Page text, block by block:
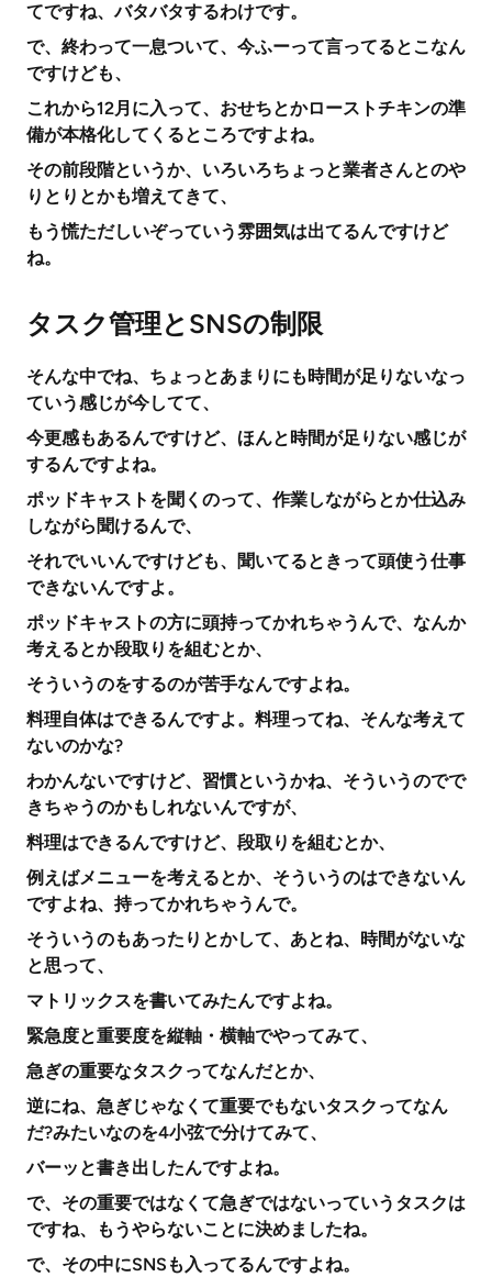
てですね、バタバタするわけです。
で、終わって一息ついて、今ふーって言ってるとこなん
ですけども、
これから12月に入って、おせちとかローストチキンの準
備が本格化してくるところですよね。
その前段階というか、いろいろちょっと業者さんとのや
りとりとかも増えてきて、
もう慌ただしいぞっていう雰囲気は出てるんですけど
ね。
タスク管理とSNSの制限
そんな中でね、ちょっとあまりにも時間が足りないなっ
ていう感じが今してて、
今更感もあるんですけど、ほんと時間が足りない感じが
するんですよね。
ポッドキャストを聞くのって、作業しながらとか仕込み
しながら聞けるんで、
それでいいんですけども、聞いてるときって頭使う仕事
できないんですよ。
ポッドキャストの方に頭持ってかれちゃうんで、なんか
考えるとか段取りを組むとか、
そういうのをするのが苦手なんですよね。
料理自体はできるんですよ。料理ってね、そんな考えて
ないのかな?
わかんないですけど、習慣というかね、そういうのでで
きちゃうのかもしれないんですが、
料理はできるんですけど、段取りを組むとか、
例えばメニューを考えるとか、そういうのはできないん
ですよね、持ってかれちゃうんで。
そういうのもあったりとかして、あとね、時間がないな
と思って、
マトリックスを書いてみたんですよね。
緊急度と重要度を縦軸・横軸でやってみて、
急ぎの重要なタスクってなんだとか、
逆にね、急ぎじゃなくて重要でもないタスクってなん
だ?みたいなのを4小弦で分けてみて、
バーッと書き出したんですよね。
で、その重要ではなくて急ぎではないっていうタスクは
ですね、もうやらないことに決めましたね。
で、その中にSNSも入ってるんですよね。